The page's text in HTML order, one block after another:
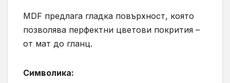
MDF предлага гладка повърхност, която
позволява перфектни цветови покрития –
от мат до гланц.
Символика: